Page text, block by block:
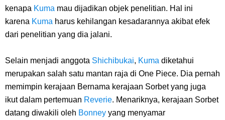
kenapa Kuma mau dijadikan objek penelitian. Hal ini
karena Kuma harus kehilangan kesadarannya akibat efek
dari penelitian yang dia jalani.
Selain menjadi anggota Shichibukai, Kuma diketahui
merupakan salah satu mantan raja di One Piece. Dia pernah
memimpin kerajaan Bernama kerajaan Sorbet yang juga
ikut dalam pertemuan Reverie. Menariknya, kerajaan Sorbet
datang diwakili oleh Bonney yang menyamar